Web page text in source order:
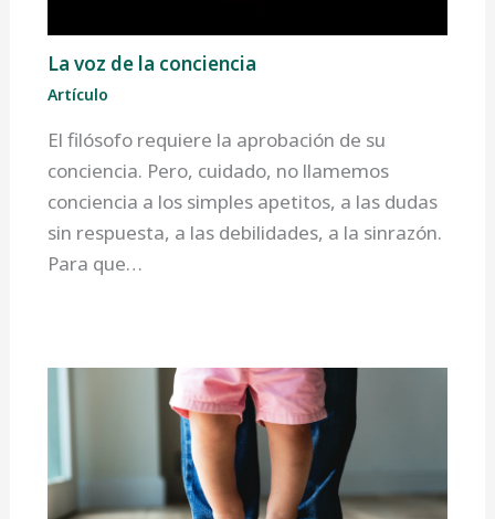
La voz de la conciencia
Artículo
El filósofo requiere la aprobación de su
conciencia. Pero, cuidado, no llamemos
conciencia a los simples apetitos, a las dudas
sin respuesta, a las debilidades, a la sinrazón.
Para que…